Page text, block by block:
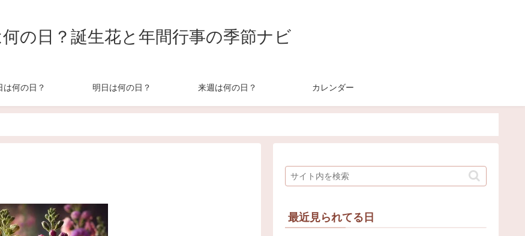
の日？誕生花と年間行事の季節ナビ
は何の日？ 明日は何の日？ 来週は何の日？ カレンダー
最近見られてる日